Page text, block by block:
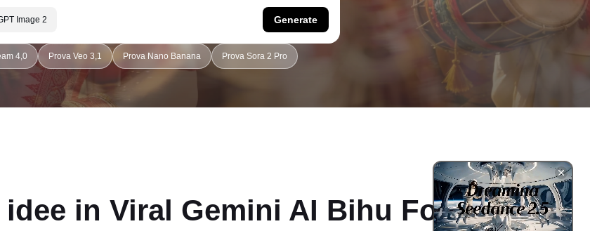
Image 2 Generate
4,0 Prova Veo 3,1 Prova Nano Banana Prova Sora 2 Pro
in Viral Gemini AI Bihu Foto